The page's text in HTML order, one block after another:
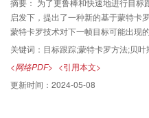
摘要： 为了更鲁棒和快速地进行目标
启发下，提出了一种新的基于蒙特卡
蒙特卡罗技术对下一帧目标可能出现
与参考目标的相似度；最后通过估计
方法无需目标运动信息，特别适用
比，不仅算法实现简单，同时有较好
关键词： 目标跟踪;蒙特卡罗方法;贝
<网络PDF> <引用本文>
更新时间： 2024-05-08